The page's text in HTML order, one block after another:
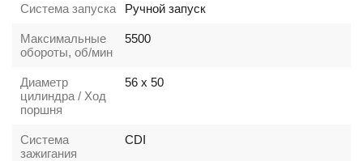
Система запуска Ручной запуск
Максимальные
обороты, об/мин
5500
Диаметр
цилиндра / Ход
поршня
56 x 50
Система
зажигания
CDI